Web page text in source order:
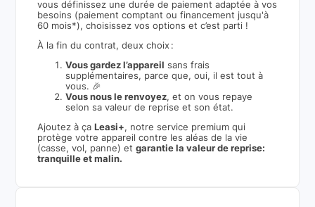
vous définissez une durée de paiement adaptée à vos
besoins (paiement comptant ou financement jusqu'à
60 mois*), choisissez vos options et c’est parti !
À la fin du contrat, deux choix :
Vous gardez l’appareil sans frais
supplémentaires, parce que, oui, il est tout à
vous. 🎉
Vous nous le renvoyez, et on vous repaye
selon sa valeur de reprise et son état.
Ajoutez à çaLeasi+, notre service premium qui
protège votre appareil contre les aléas de la vie
(casse, vol, panne) etgarantie la valeur de reprise:
tranquille et malin.